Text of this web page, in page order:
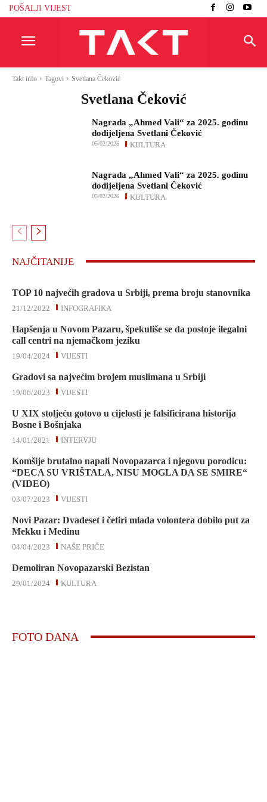
POŠALJI VIJEST
Takt info Tagovi Svetlana Čeković
Svetlana Čeković
Nagrada „Ahmed Vali“ za 2025. godinu
dodijeljena Svetlani Čeković
KULTURA
05/02/2026
Nagrada „Ahmed Vali“ za 2025. godinu
dodijeljena Svetlani Čeković
KULTURA
05/02/2026
NAJČITANIJE
TOP 10 najvećih gradova u Srbiji, prema broju stanovnika
INFOGRAFIKA
21/12/2022
Hapšenja u Novom Pazaru, špekuliše se da postoje ilegalni
call centri na njemačkom jeziku
VIJESTI
19/04/2024
Gradovi sa najvećim brojem muslimana u Srbiji
VIJESTI
19/06/2023
U XIX stoljeću gotovo u cijelosti je falsificirana historija
Bosne i Bošnjaka
INTERVJU
14/01/2021
Komšije brutalno napali Novopazarca i njegovu porodicu:
“DECA SU VRIŠTALA, NISU MOGLA DA SE SMIRE“
(VIDEO)
VIJESTI
03/07/2023
Novi Pazar: Dvadeset i četiri mlada volontera dobilo put za
Mekku i Medinu
NAŠE PRIČE
04/04/2023
Demoliran Novopazarski Bezistan
KULTURA
29/01/2024
FOTO DANA